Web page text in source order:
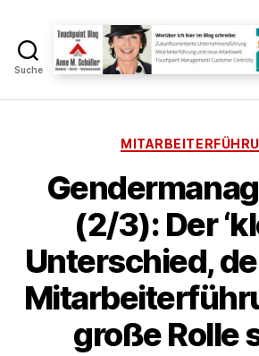
Suche
Blog
M.
(2/3): Der
Unterschied,
große Rolle
o
A
n